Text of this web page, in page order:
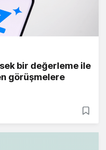
bir değerleme ile
görüşmelere